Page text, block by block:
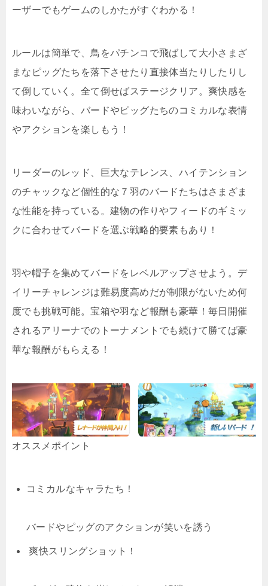
ーザーでもゲームのしかたがすぐわかる！
ルールは簡単で、鳥をパチンコで飛ばして大小さまざ
まなピッグたちを落下させたり直接体当たりしたりし
て倒していく。全て倒せばステージクリア。爽快感を
味わいながら、バードやピッグたちのコミカルな表情
やアクションを楽しもう！
リーダーのレッド、巨大なテレンス、ハイテンション
のチャックなど個性的な７羽のバードたちはさまざま
な性能を持っている。建物の作りやフィードのギミッ
クに合わせてバードを選ぶ戦略的要素もあり！
羽や帽子を集めてバードをレベルアップさせよう。デ
イリーチャレンジは難易度高めだが制限がないため何
度でも挑戦可能。宝箱や羽など報酬も豪華！毎日開催
されるアリーナでのトーナメントでも続けて勝てば豪
華な報酬がもらえる！
オススメポイント
コミカルなキャラたち！
バードやピッグのアクションが笑いを誘う
爽快スリングショット！